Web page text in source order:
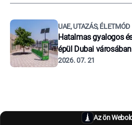
UAE, UTAZÁS, ÉLETMÓD
Hatalmas gyalogos
épül Dubai városában
2026. 07. 21
Az ön